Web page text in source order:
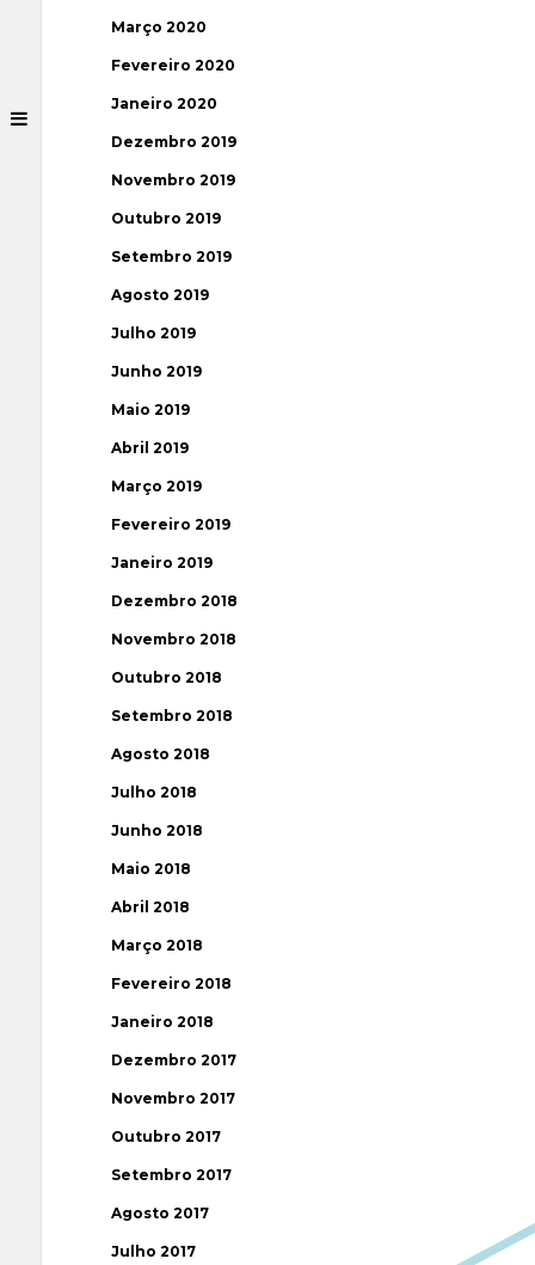
Março 2020
Fevereiro 2020
Janeiro 2020
Dezembro 2019
Novembro 2019
Outubro 2019
Setembro 2019
Agosto 2019
Julho 2019
Junho 2019
Maio 2019
Abril 2019
Março 2019
Fevereiro 2019
Janeiro 2019
Dezembro 2018
Novembro 2018
Outubro 2018
Setembro 2018
Agosto 2018
Julho 2018
Junho 2018
Maio 2018
Abril 2018
Março 2018
Fevereiro 2018
Janeiro 2018
Dezembro 2017
Novembro 2017
Outubro 2017
Setembro 2017
Agosto 2017
Julho 2017